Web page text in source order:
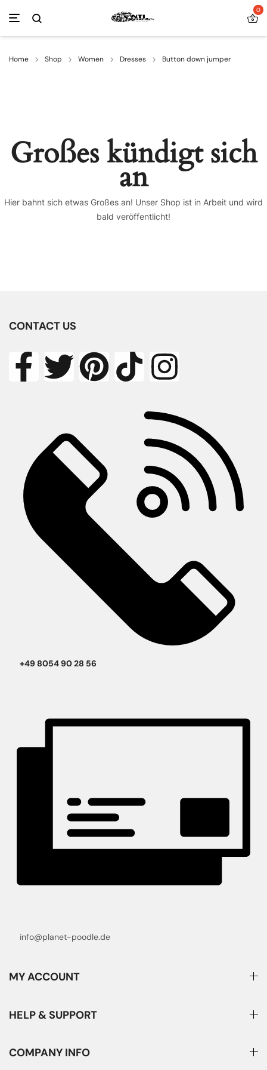
0
Home Shop Women Dresses Button down jumper
Großes kündigt sich
an
Hier bahnt sich etwas Großes an! Unser Shop ist in Arbeit und wird
bald veröffentlicht!
CONTACT US
+49 8054 90 28 56
info@planet-poodle.de
MY ACCOUNT
HELP & SUPPORT
COMPANY INFO